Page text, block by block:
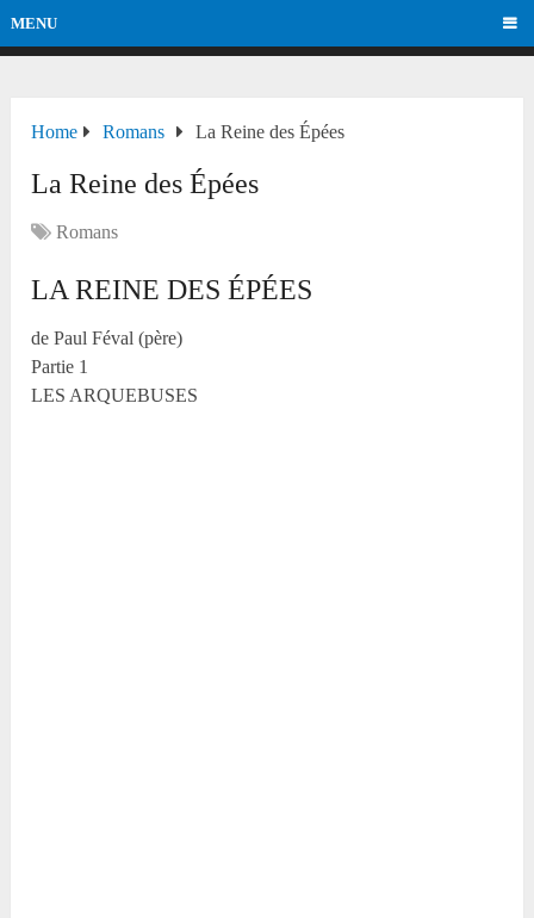
MENU
Home Romans La Reine des Épées
La Reine des Épées
Romans
LA REINE DES ÉPÉES
de Paul Féval (père)
Partie 1
LES ARQUEBUSES